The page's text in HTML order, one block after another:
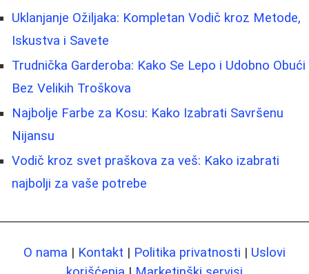
Uklanjanje Ožiljaka: Kompletan Vodič kroz Metode,
Iskustva i Savete
Trudnička Garderoba: Kako Se Lepo i Udobno Obući
Bez Velikih Troškova
Najbolje Farbe za Kosu: Kako Izabrati Savršenu
Nijansu
Vodič kroz svet praškova za veš: Kako izabrati
najbolji za vaše potrebe
O nama | Kontakt | Politika privatnosti | Uslovi